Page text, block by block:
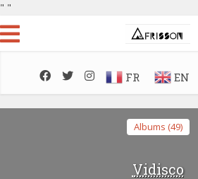
" "
FR EN
Albums (49)
Vidisco